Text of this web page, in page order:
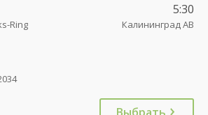
Ring
5:30
Калининград АВ